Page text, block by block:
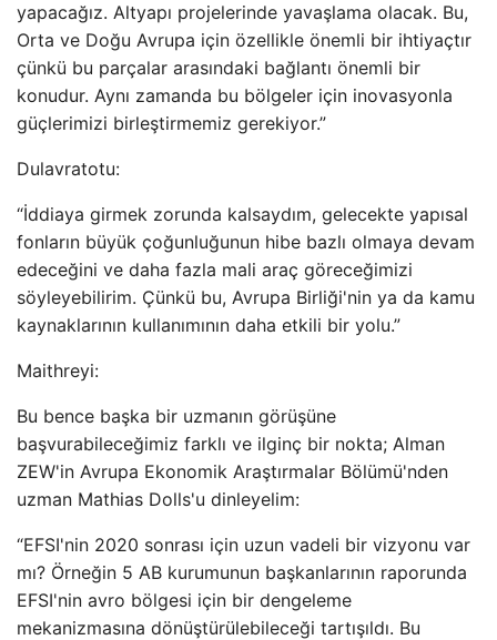
yapacağız. Altyapı projelerinde yavaşlama olacak. Bu,
Orta ve Doğu Avrupa için özellikle önemli bir ihtiyaçtır
çünkü bu parçalar arasındaki bağlantı önemli bir
konudur. Aynı zamanda bu bölgeler için inovasyonla
güçlerimizi birleştirmemiz gerekiyor.”
Dulavratotu:
“İddiaya girmek zorunda kalsaydım, gelecekte yapısal
fonların büyük çoğunluğunun hibe bazlı olmaya devam
edeceğini ve daha fazla mali araç göreceğimizi
söyleyebilirim. Çünkü bu, Avrupa Birliği'nin ya da kamu
kaynaklarının kullanımının daha etkili bir yolu.”
Maithreyi:
Bu bence başka bir uzmanın görüşüne
başvurabileceğimiz farklı ve ilginç bir nokta; Alman
ZEW'in Avrupa Ekonomik Araştırmalar Bölümü'nden
uzman Mathias Dolls'u dinleyelim:
“EFSI'nin 2020 sonrası için uzun vadeli bir vizyonu var
mı? Örneğin 5 AB kurumunun başkanlarının raporunda
EFSI'nin avro bölgesi için bir dengeleme
mekanizmasına dönüştürülebileceği tartışıldı. Bu